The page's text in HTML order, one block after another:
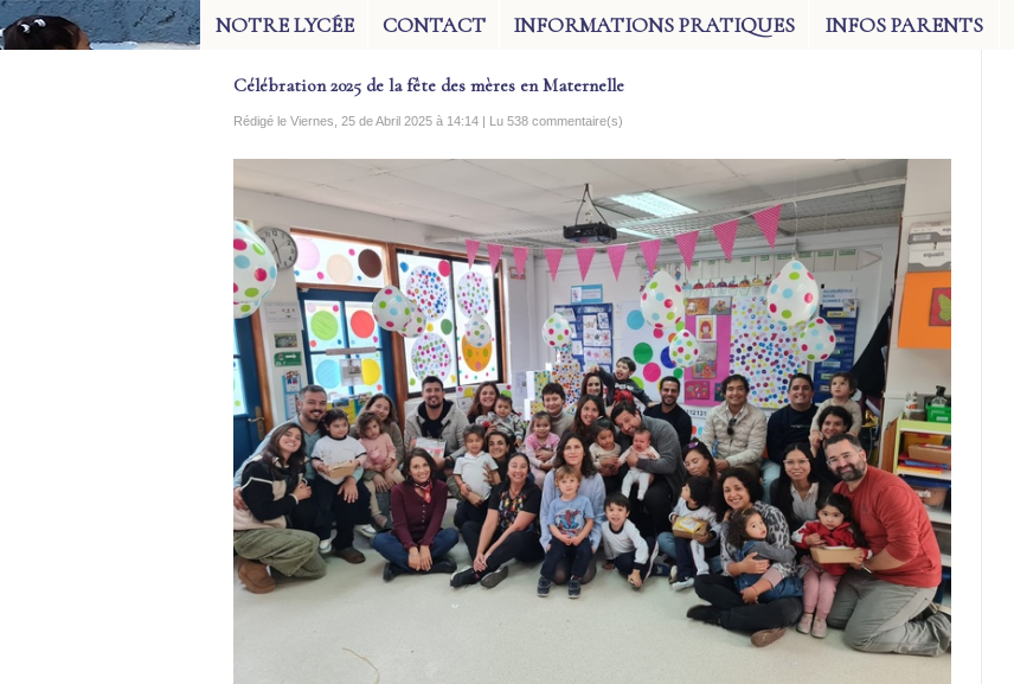
NOTRE LYCÉE CONTACT INFORMATIONS PRATIQUES INFOS PARENTS
Célébration 2025 de la fête des mères en Maternelle
Rédigé le Viernes, 25 de Abril 2025 à 14:14 | Lu 538 commentaire(s)